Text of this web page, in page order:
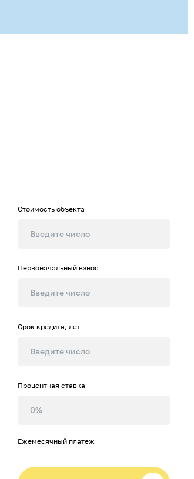
Стоимость объекта
Первоначальный взнос
Срок кредита, лет
Процентная ставка
Ежемесячный платеж